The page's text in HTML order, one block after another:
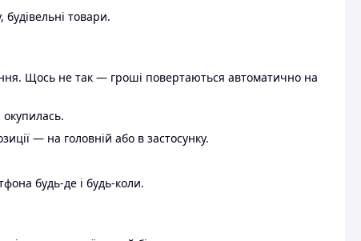
товари.
Щось не так — гроші повертаються автоматично на
— на головній або в застосунку.
будь-де і будь-коли.